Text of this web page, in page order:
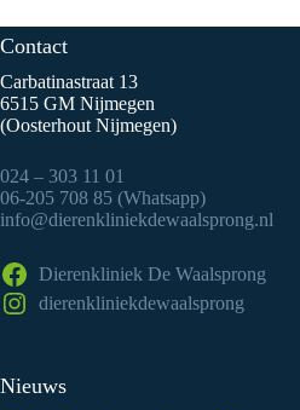
Contact
Carbatinastraat 13
6515 GM Nijmegen
(Oosterhout Nijmegen)
024 – 303 11 01
06-205 708 85 (Whatsapp)
info@dierenkliniekdewaalsprong.nl
Dierenkliniek De Waalsprong
dierenkliniekdewaalsprong
Nieuws